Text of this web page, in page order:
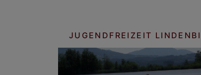
JUGENDFREIZEIT